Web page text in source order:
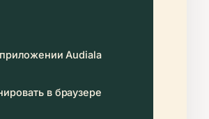
Audiala
в браузере